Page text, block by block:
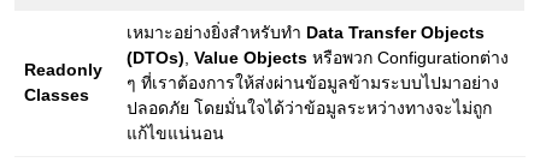
Readonly
Classes
เหมาะอย่างยิ่งสำหรับทำ Data Transfer Objects
(DTOs) Value Objects หรือพวก Configurationต่าง
ๆ ที่เราต้องการให้ส่งผ่านข้อมูลข้ามระบบไปมาอย่าง
ปลอดภัย โดยมั่นใจได้ว่าข้อมูลระหว่างทางจะไม่ถูก
แก้ไขแน่นอน